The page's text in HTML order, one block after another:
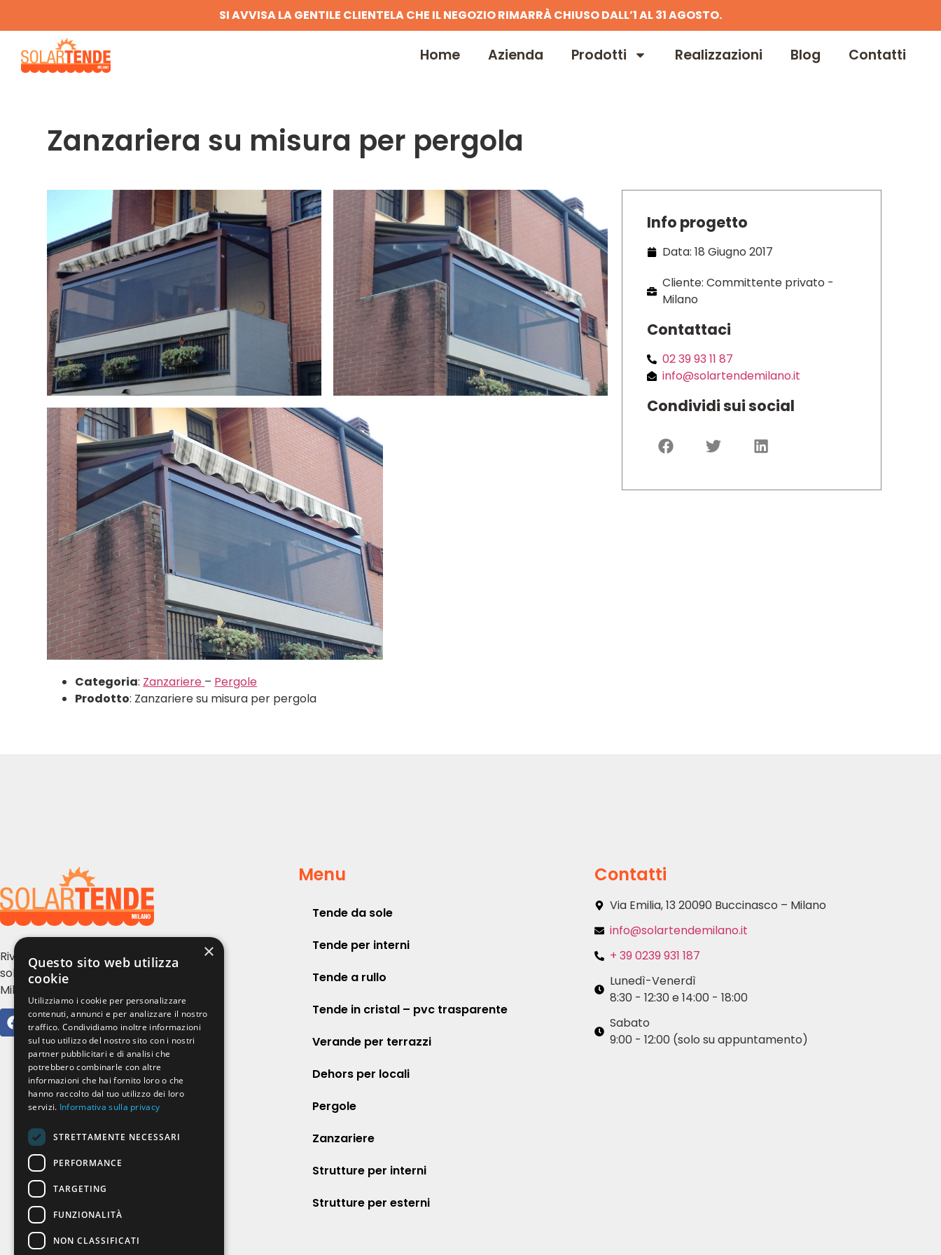
SI AVVISA LA GENTILE CLIENTELA CHE IL NEGOZIO RIMARRÀ CHIUSO DALL’1 AL 31 AGOSTO.
Home Azienda Prodotti Realizzazioni Blog Contatti
Zanzariera su misura per pergola
Categoria: Zanzariere – Pergole
Prodotto: Zanzariere su misura per pergola
Info progetto
Data: 18 Giugno 2017
Cliente: Committente privato -
Milano
Contattaci
02 39 93 11 87
info@solartendemilano.it
Condividi sui social
Rivendita e installazione tende da
sole, serramenti e zanzariere a
Milano e provincia
Menu
Tende da sole
Tende per interni
Tende a rullo
Tende in cristal – pvc trasparente
Verande per terrazzi
Dehors per locali
Pergole
Zanzariere
Strutture per interni
Strutture per esterni
Contatti
Via Emilia, 13 20090 Buccinasco – Milano
info@solartendemilano.it
+ 39 0239 931 187
Lunedì-Venerdì
8:30 - 12:30 e 14:00 - 18:00
Sabato
9:00 - 12:00 (solo su appuntamento)
×
Questo sito web utilizza
cookie
Utilizziamo i cookie per personalizzare
contenuti, annunci e per analizzare il nostro
traffico. Condividiamo inoltre informazioni
sul tuo utilizzo del nostro sito con i nostri
partner pubblicitari e di analisi che
potrebbero combinarle con altre
informazioni che hai fornito loro o che
hanno raccolto dal tuo utilizzo dei loro
servizi. Informativa sulla privacy
STRETTAMENTE NECESSARI
PERFORMANCE
TARGETING
FUNZIONALITÀ
NON CLASSIFICATI